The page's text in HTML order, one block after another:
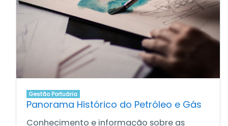
Gestão Portuária
Panorama Histórico do Petróleo e Gás
Conhecimento e informação sobre as